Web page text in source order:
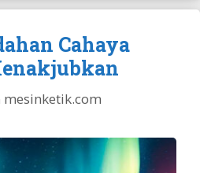
Cahaya
mesinketik.com